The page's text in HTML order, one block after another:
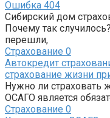
Ошибка 404
Сибирский дом
Почему так
перешли,
Страхование 0
Автокредит
страхование жизни
Нужно ли страховать
ОСАГО является
Страхование 0